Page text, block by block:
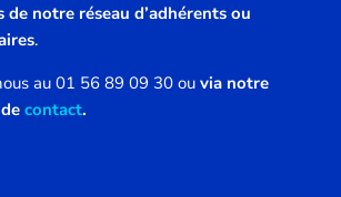
de notre réseau d’adhérents ou
.
au 01 56 89 09 30 ou via notre
contact.